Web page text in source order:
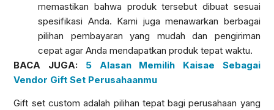
memastikan bahwa produk tersebut dibuat sesuai
spesifikasi Anda. Kami juga menawarkan berbagai
pilihan pembayaran yang mudah dan pengiriman
cepat agar Anda mendapatkan produk tepat waktu.
BACA JUGA: 5 Alasan Memilih Kaisae Sebagai
Vendor Gift Set Perusahaanmu
Gift set custom adalah pilihan tepat bagi perusahaan yang